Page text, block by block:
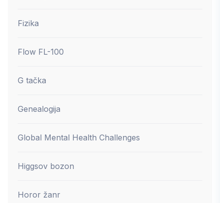
Fizika
Flow FL-100
G tačka
Genealogija
Global Mental Health Challenges
Higgsov bozon
Horor žanr